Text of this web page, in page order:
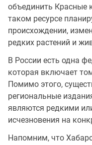
объединить Красные
таком ресурсе
происхождении,
редких растений и
В России есть одна
которая включает
Помимо этого,
региональные
являются редкими
исчезновения на
Напомним, что